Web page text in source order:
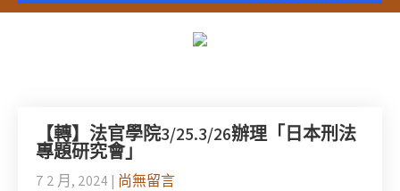
【轉】法官學院3/25.3/26辦理「日本刑法
專題研究會」
7 2 月, 2024 | 尚無留言